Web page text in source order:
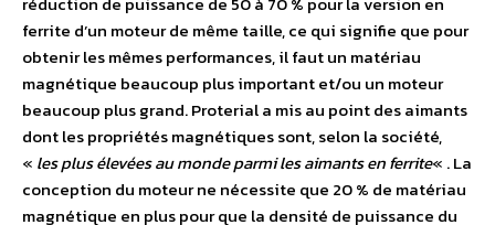
ferrite d’un moteur de même taille, ce qui signifie que pour
obtenir les mêmes performances, il faut un matériau
magnétique beaucoup plus important et/ou un moteur
beaucoup plus grand. Proterial a mis au point des aimants
dont les propriétés magnétiques sont, selon la société,
« les plus élevées au monde parmi les aimants en ferrite« . La
conception du moteur ne nécessite que 20 % de matériau
magnétique en plus pour que la densité de puissance du